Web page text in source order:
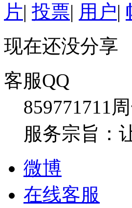
片| 投票| 用户|
现在还没分享
客服QQ
859771711
服务宗旨：
微博
在线客服